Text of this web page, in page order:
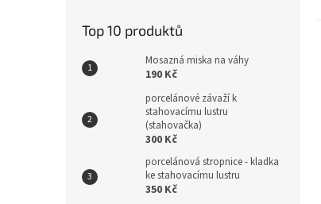
Top 10 produktů
Mosazná miska na váhy
190 Kč
porcelánové závaží k
stahovacímu lustru
(stahovačka)
300 Kč
porcelánová stropnice - kladka
ke stahovacímu lustru
350 Kč